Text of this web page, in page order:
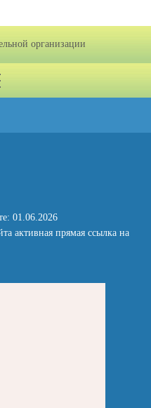
организации
01.06.2026
активная прямая ссылка на